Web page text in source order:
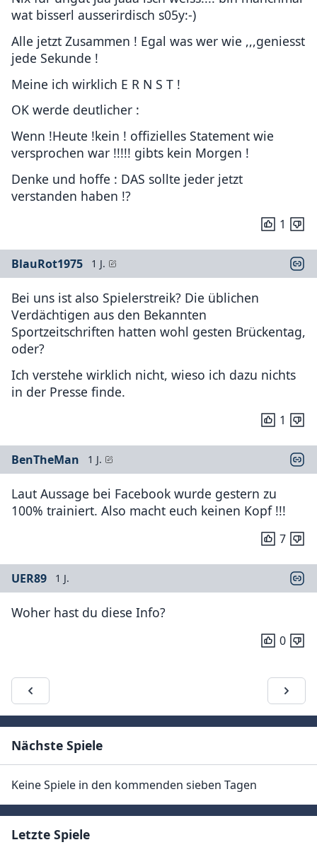
wat bisserl ausserirdisch s05y:-)
Alle jetzt Zusammen ! Egal was wer wie ,,,geniesst
jede Sekunde !
Meine ich wirklich E R N S T !
OK werde deutlicher :
Wenn !Heute !kein ! offizielles Statement wie
versprochen war !!!!! gibts kein Morgen !
Denke und hoffe : DAS sollte jeder jetzt
verstanden haben !?
1
BlauRot1975 1 J.
Bei uns ist also Spielerstreik? Die üblichen
Verdächtigen aus den Bekannten
Sportzeitschriften hatten wohl gesten Brückentag,
oder?
Ich verstehe wirklich nicht, wieso ich dazu nichts
in der Presse finde.
1
BenTheMan 1 J.
Laut Aussage bei Facebook wurde gestern zu
100% trainiert. Also macht euch keinen Kopf !!!
7
UER89 1 J.
Woher hast du diese Info?
0
Nächste Spiele
Keine Spiele in den kommenden sieben Tagen
Letzte Spiele